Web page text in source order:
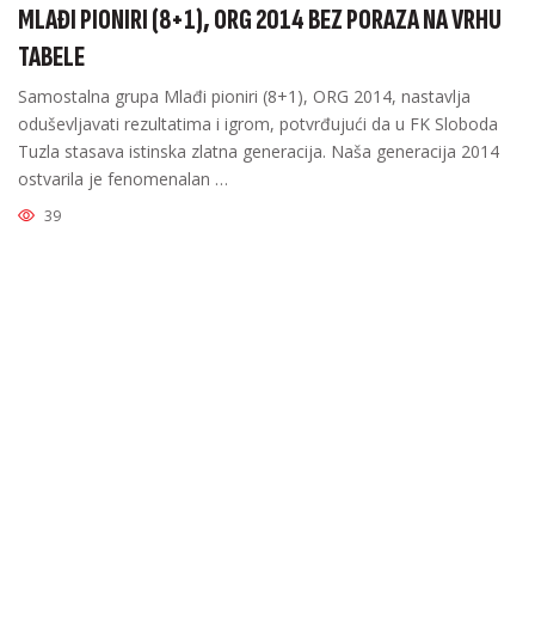
MLAĐI PIONIRI (8+1), ORG 2014 BEZ PORAZA NA VRHU
TABELE
Samostalna grupa Mlađi pioniri (8+1), ORG 2014, nastavlja
oduševljavati rezultatima i igrom, potvrđujući da u FK Sloboda
Tuzla stasava istinska zlatna generacija. Naša generacija 2014
ostvarila je fenomenalan …
39